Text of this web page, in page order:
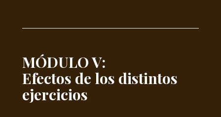
MÓDULO V:
Efectos de los distintos
ejercicios